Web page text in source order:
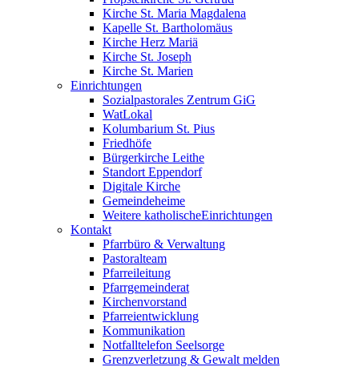
Kirche St. Maria Magdalena
Kapelle St. Bartholomäus
Kirche Herz Mariä
Kirche St. Joseph
Kirche St. Marien
Einrichtungen
Sozialpastorales Zentrum GiG
WatLokal
Kolumbarium St. Pius
Friedhöfe
Bürgerkirche Leithe
Standort Eppendorf
Digitale Kirche
Gemeindeheime
Weitere katholische­­Einrichtungen
Kontakt
Pfarrbüro & Verwaltung
Pastoralteam
Pfarreileitung
Pfarrgemeinderat
Kirchenvorstand
Pfarreientwicklung
Kommunikation
Notfalltelefon Seelsorge
Grenzverletzung & Gewalt melden